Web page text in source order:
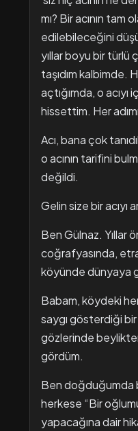
mı? Bir acının tam
edilebileceğini
yıllar boyu bir türlü
taşıdım kalbimde.
açtığımda, o
hissettim. Her
Acı, bana çok
o acının tarifini
değildi.
Gelin size bir acıyı
Ben Gülnaz. Yıllar
coğrafyasında,
köyünde dünyaya
Babam, köydeki
saygı gösterdiği
gözlerinde
gördüm.
Ben doğduğumda
herkese “Bir
yapacağına dair